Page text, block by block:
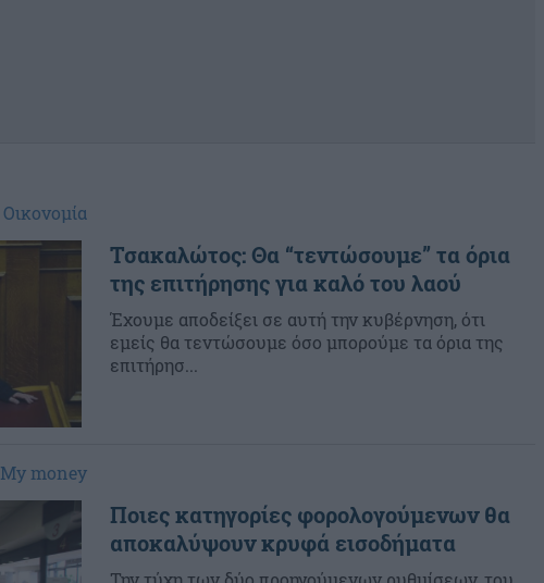
Οικονομία
Τσακαλώτος: Θα “τεντώσουμε” τα όρια
της επιτήρησης για καλό του λαού
Έχουμε αποδείξει σε αυτή την κυβέρνηση, ότι
εμείς θα τεντώσουμε όσο μπορούμε τα όρια της
επιτήρησ...
My money
Ποιες κατηγορίες φορολογούμενων θα
αποκαλύψουν κρυφά εισοδήματα